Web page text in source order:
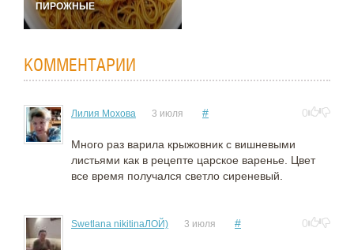
ПИРОЖНЫЕ
КОММЕНТАРИИ
Лилия Мохова 3 июля # 0
Много раз варила крыжовник с вишневыми
листьями как в рецепте царское варенье. Цвет
все время получался светло сиреневый.
Swetlana nikitinaЛОЙ) 3 июля # 0